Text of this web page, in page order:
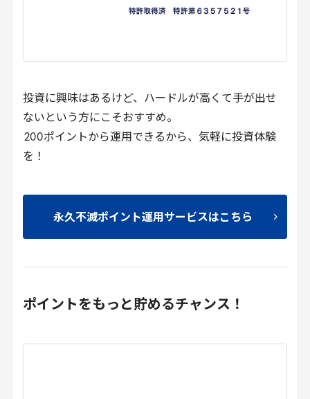
投資に興味はあるけど、ハードルが高くて手が出せ
ないという方にこそおすすめ。
200ポイントから運用できるから、気軽に投資体験
を！
永久不滅ポイント運用サービスはこちら
ポイントをもっと貯めるチャンス！